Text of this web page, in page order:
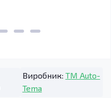
Виробник: TM Auto-
Tema